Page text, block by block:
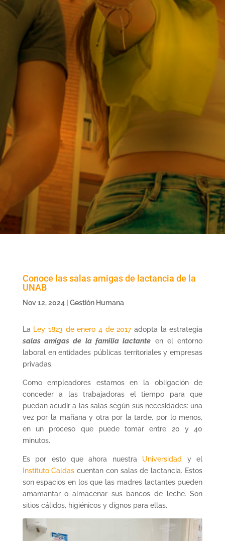
Conoce las salas amigas de lactancia de la
UNAB
Nov 12, 2024 | Gestión Humana
La Ley 1823 de enero 4 de 2017adopta la estrategia
salas amigas de la familia lactante en el entorno
laboral en entidades públicas territoriales y empresas
privadas.
Como empleadores estamos en la obligación de
conceder a las trabajadoras el tiempo para que
puedan acudir a las salas según sus necesidades: una
vez por la mañana y otra por la tarde, por lo menos,
en un proceso que puede tomar entre 20 y 40
minutos.
Es por esto que ahora nuestra Universidad y el
Instituto Caldas cuentan con salas de lactancia. Estos
son espacios en los que las madres lactantes pueden
amamantar o almacenar sus bancos de leche. Son
sitios cálidos, higiénicos y dignos para ellas.